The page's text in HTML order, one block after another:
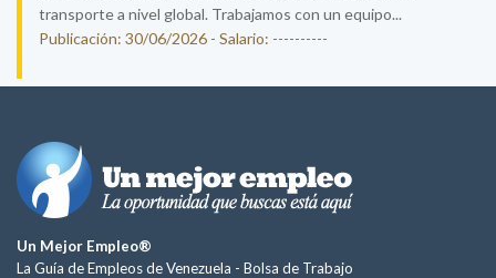
transporte a nivel global. Trabajamos con un equipo...
Publicación: 30/06/2026 - Salario: ----------
Un Mejor Empleo®
La Guía de Empleos de Venezuela - Bolsa de Trabajo